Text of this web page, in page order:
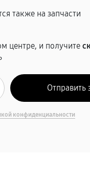
также на запчасти
центре, и получите
конфиденциальности